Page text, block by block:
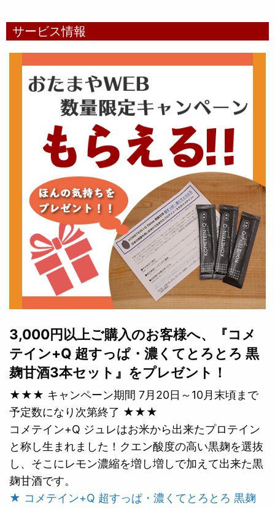
サービス情報
3,000円以上ご購入のお客様へ、『コメ
テイン+Q 超すっぱ・濃くてとろとろ 黒
麹甘酒3本セット』をプレゼント！
★★★ キャンペーン期間 7月20日～10月末頃まで
予定数になり次第終了 ★★★
コメテイン+Q ジュレはお米から出来たプロテイン
と称し生まれました！クエン酸度の高い黒麹を選抜
し、そこにレモン濃縮を増し増しで加えて出来た黒
麹甘酒です。
★ コメテイン+Q 超すっぱ・濃くてとろとろ 黒麹